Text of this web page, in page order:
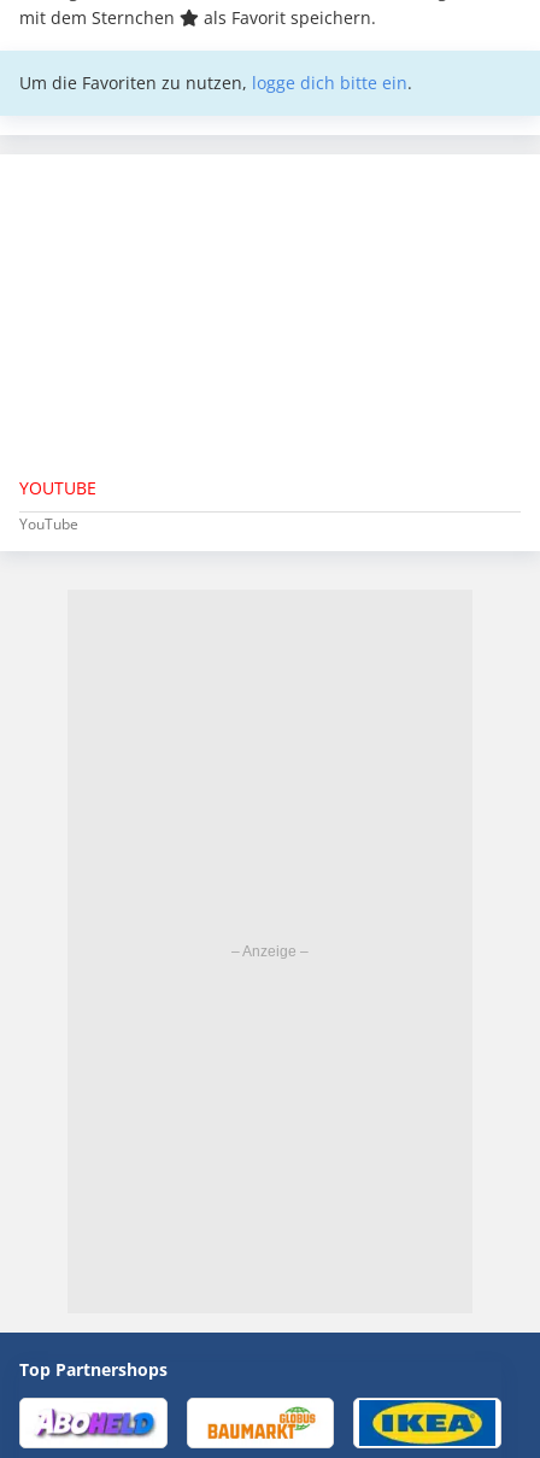
mit dem Sternchen
als Favorit speichern.
Um die Favoriten zu nutzen, logge dich bitte ein.
YOUTUBE
YouTube
Top Partnershops